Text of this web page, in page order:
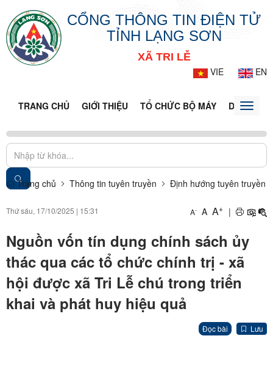
CỔNG THÔNG TIN ĐIỆN TỬ
TỈNH LẠNG SƠN
XÃ TRI LỄ
VIE
EN
TRANG CHỦ GIỚI THIỆU TỔ CHỨC BỘ MÁY DOANH
Toggle
Trang chủ Thông tin tuyên truyền Định hướng tuyên truyền
Thứ sáu, 17/10/2025 | 15:31 A- A A+ |
Nguồn vốn tín dụng chính sách ủy
thác qua các tổ chức chính trị - xã
hội được xã Tri Lễ chú trong triển
khai và phát huy hiệu quả
Đọc bài Lưu